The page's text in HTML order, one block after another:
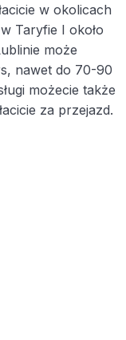
w okolicach
Taryfie I około
może
nawet do 70-90
możecie także
za przejazd.